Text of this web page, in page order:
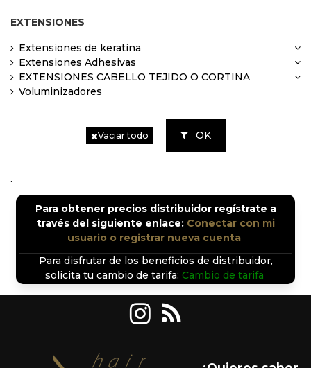
EXTENSIONES
Extensiones de keratina
Extensiones Adhesivas
EXTENSIONES CABELLO TEJIDO O CORTINA
Voluminizadores
Vaciar todo OK
.
Para obtener precios distribuidor regístrate a
través del siguiente enlace: Conectar con mi
usuario o registrar nueva cuenta
Para disfrutar de los beneficios de distribuidor,
solicita tu cambio de tarifa: Cambio de tarifa